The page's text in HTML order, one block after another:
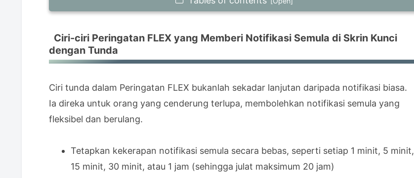
dengan Tunda
Soalan Lazim Mengenai Tunda
Contoh Penggunaan Tunda
Cegah terlupa mengambil ubat dengan notifikasi yang berterusan
Beri notifikasi semula setiap 1 minit untuk mengelakkan makanan hangus
semasa memasak
Ciri-ciri Peringatan FLEX yang Memberi Notifikasi Semula di Skrin Kunci
dengan Tunda
Ciri tunda dalam Peringatan FLEX bukanlah sekadar lanjutan daripada notifikasi biasa.
Ia direka untuk orang yang cenderung terlupa, membolehkan notifikasi semula yang
fleksibel dan berulang.
Tetapkan kekerapan notifikasi semula secara bebas, seperti setiap 1 minit, 5 minit,
15 minit, 30 minit, atau 1 jam (sehingga julat maksimum 20 jam)